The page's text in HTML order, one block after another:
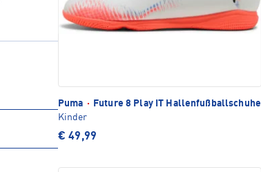
Puma ·
Future 8 Play IT Hallenfußballschuhe
Kinder
€ 49,99